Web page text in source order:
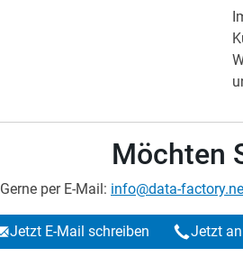
Möchten
Gerne per E-Mail: info@data-
Jetzt E-Mail schreiben Jetzt